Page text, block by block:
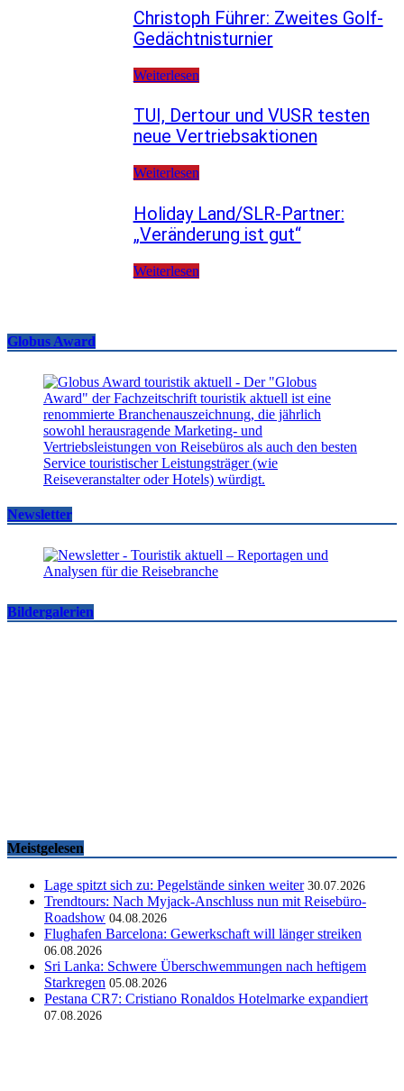
Christoph Führer: Zweites Golf-
Gedächtnisturnier
Weiterlesen
TUI, Dertour und VUSR testen
neue Vertriebsaktionen
Weiterlesen
Holiday Land/SLR-Partner:
„Veränderung ist gut“
Weiterlesen
Globus Award
Newsletter
Bildergalerien
Meistgelesen
Lage spitzt sich zu: Pegelstände sinken weiter 30.07.2026
Trendtours: Nach Myjack-Anschluss nun mit Reisebüro-
Roadshow 04.08.2026
Flughafen Barcelona: Gewerkschaft will länger streiken
06.08.2026
Sri Lanka: Schwere Überschwemmungen nach heftigem
Starkregen 05.08.2026
Pestana CR7: Cristiano Ronaldos Hotelmarke expandiert
07.08.2026